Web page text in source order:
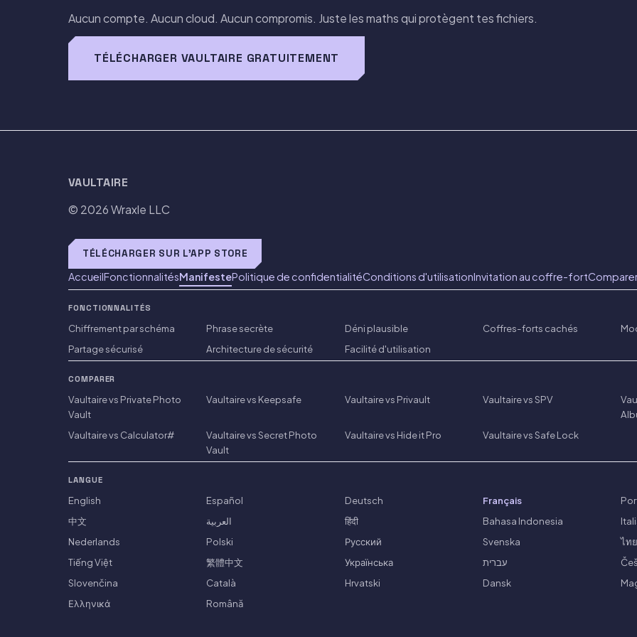
Aucun compte. Aucun cloud. Aucun compromis. Juste les maths qui protègent tes fichiers.
TÉLÉCHARGER VAULTAIRE GRATUITEMENT
VAULTAIRE
© 2026Wraxle LLC
TÉLÉCHARGER SUR L'APP STORE
AccueilFonctionnalitésManifestePolitique de confidentialitéConditions d'utilisationInvitation au coffre-fort
FONCTIONNALITÉS
Chiffrement par schéma Phrase secrète Déni plausible Coffres-forts cachés
Partage sécurisé
Architecture de sécurité Facilité d'utilisation
COMPARER
Vaultaire vs Private Photo
Vault
Vaultaire vs Keepsafe Vaultaire vs Privault Vaultaire vs SPV
Vaultaire vs Calculator#
Vaultaire vs Secret Photo
Vault
Vaultaire vs Hide it Pro Vaultaire vs Safe Lock
LANGUE
English Español Deutsch Français
中文
العربية हिंदी Bahasa Indonesia
Nederlands
Polski Русский Svenska ไทย
Tiếng Việt
繁體中文 Українська עברית
Slovenčina
Català Hrvatski Dansk
Ελληνικά
Română